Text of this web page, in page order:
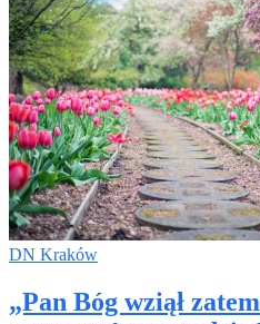
DN Kraków
„Pan Bóg wziął